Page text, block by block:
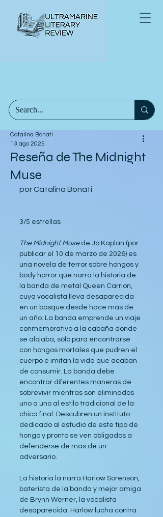
Reseña de The Midnight
Muse
Catalina Bonati
13 ago 2025
por Catalina Bonati
3/5 estrellas
The Midnight Muse de Jo Kaplan (por
publicar el 10 de marzo de 2026) es
una novela de terror sobre hongos y
body horror que narra la historia de
la banda de metal Queen Carrion,
cuya vocalista lleva desaparecida
en un bosque desde hace más de
un año. La banda emprende un viaje
conmemorativo a la cabaña donde
se alojaba, sólo para encontrarse
con hongos mortales que pudren el
cuerpo e imitan la vida que acaban
de consumir. La banda debe
encontrar diferentes maneras de
sobrevivir mientras son eliminados
uno a uno al estilo tradicional de la
chica final. Descubren un instituto
dedicado al estudio de este tipo de
hongo y pronto se ven obligados a
defenderse de más de un
adversario.
La historia la narra Harlow Sorenson,
baterista de la banda y mejor amiga
de Brynn Werner, la vocalista
desaparecida. Harlow lucha contra